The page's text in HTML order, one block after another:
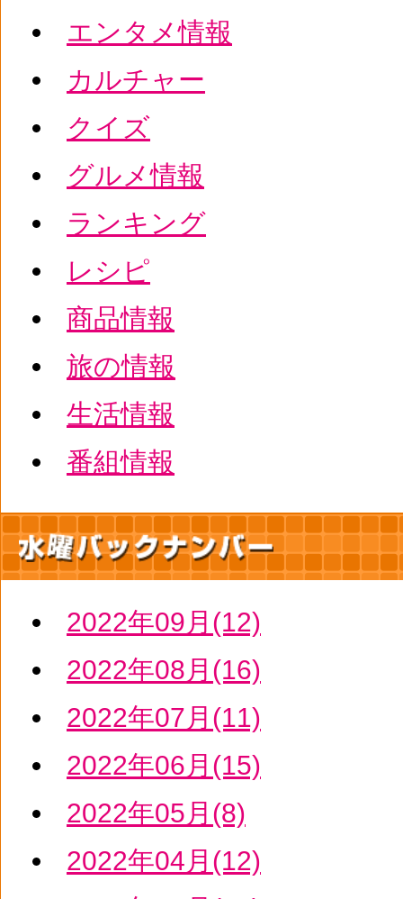
エンタメ情報
カルチャー
クイズ
グルメ情報
ランキング
レシピ
商品情報
旅の情報
生活情報
番組情報
2022年09月(12)
2022年08月(16)
2022年07月(11)
2022年06月(15)
2022年05月(8)
2022年04月(12)